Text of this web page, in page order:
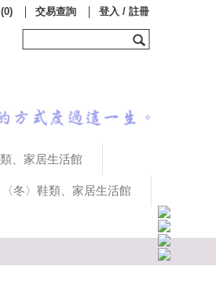
類、家居生活館
〈冬〉鞋類、家居生活館
(0) 交易查詢 登入 / 註冊